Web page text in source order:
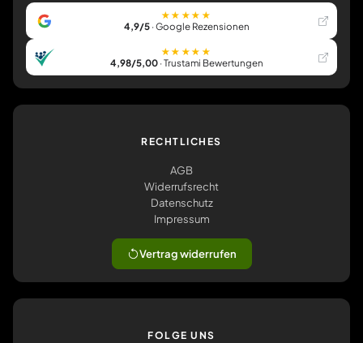
★★★★★
4,9/5· Google Rezensionen
★★★★★
4,98/5,00· Trustami Bewertungen
RECHTLICHES
AGB
Widerrufsrecht
Datenschutz
Impressum
Vertrag widerrufen
FOLGE UNS